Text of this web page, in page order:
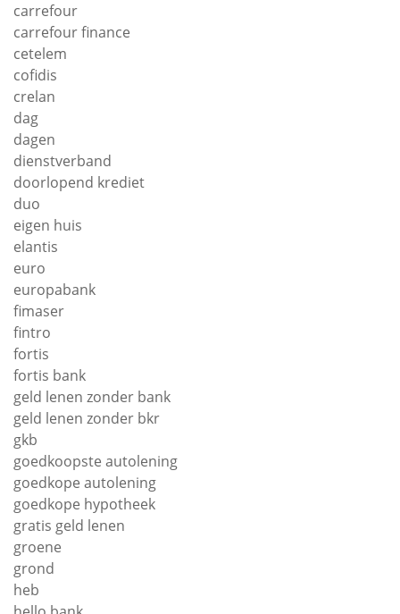
carrefour
carrefour finance
cetelem
cofidis
crelan
dag
dagen
dienstverband
doorlopend krediet
duo
eigen huis
elantis
euro
europabank
fimaser
fintro
fortis
fortis bank
geld lenen zonder bank
geld lenen zonder bkr
gkb
goedkoopste autolening
goedkope autolening
goedkope hypotheek
gratis geld lenen
groene
grond
heb